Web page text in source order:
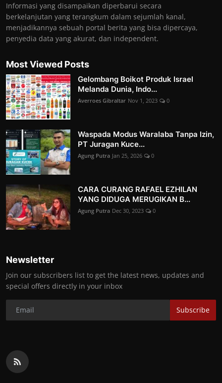
Informasi yang disampaikan diperbarui secara
berkelanjutan yang terangkum dalam sejumlah kanal,
menjadikannya sebuah portal berita yang bisa dipercaya,
penyedia data yang akurat, dan independent.
Most Viewed Posts
Gelombang Boikot Produk Israel
Melanda Dunia, Indo...
Averroes Gibraltar Nov 1, 2023 0
Waspada Modus Waralaba Tanpa Izin,
PT Juragan Kuce...
Agung Putra Jan 25, 2026 0
CARA CURANG RAFAEL EZHILAN
YANG DIDUGA MERUGIKAN B...
Agung Putra Dec 30, 2023 0
Newsletter
Join our subscribers list to get the latest news, updates and
special offers directly in your inbox
Subscribe